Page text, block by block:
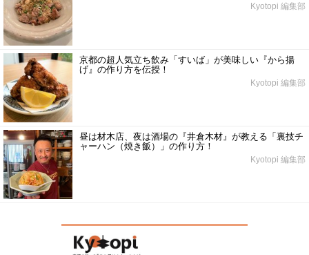
Kyotopi 編集部
京都の超人気立ち飲み「すいば」が美味しい『から揚
げ』の作り方を伝授！
Kyotopi 編集部
昼は材木店、夜は酒場の『井倉木材』が教える「裏技チ
ャーハン（焼き飯）」の作り方！
Kyotopi 編集部